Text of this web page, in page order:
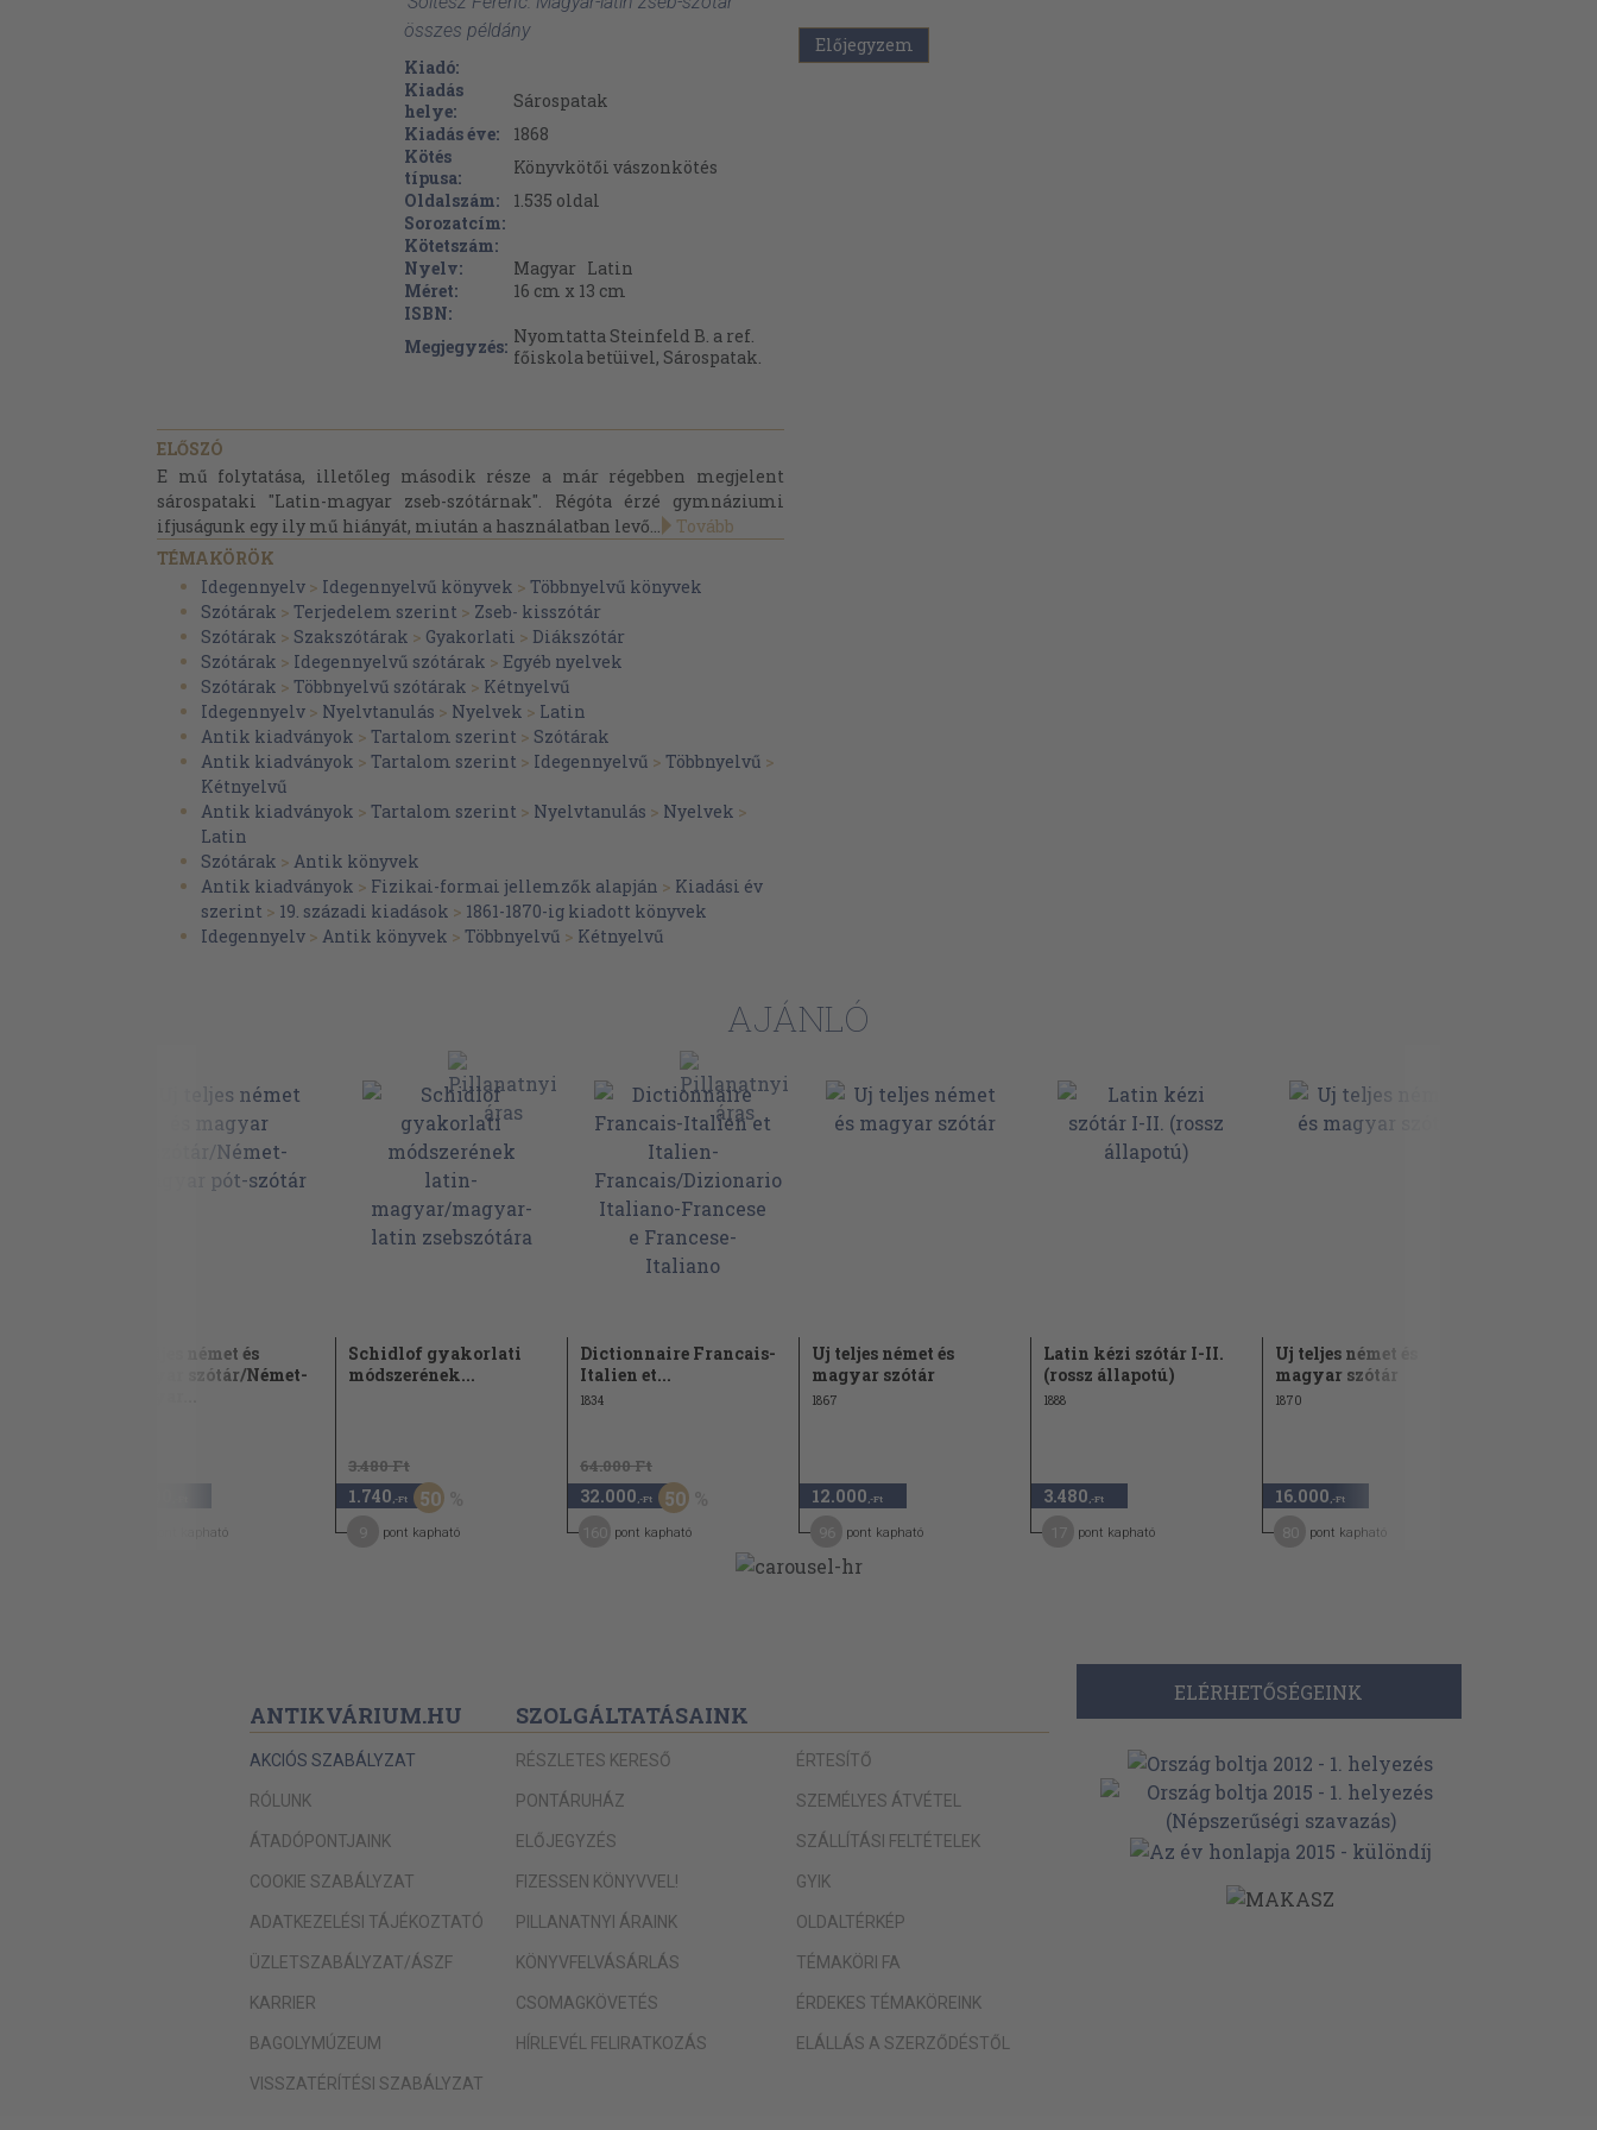
összes példány
Kiadó:
Kiadás
helye:
Sárospatak
Kiadás éve:
1868
Kötés
típusa:
Könyvkötői vászonkötés
Oldalszám:
1.535 oldal
Sorozatcím:
Kötetszám:
Nyelv:
Magyar Latin
Méret:
16 cm x 13 cm
ISBN:
Megjegyzés: Nyomtatta Steinfeld B. a ref.
főiskola betüivel, Sárospatak.
ELŐSZÓ
E mű folytatása, illetőleg második része a már régebben megjelent
sárospataki "Latin-magyar zseb-szótárnak". Régóta érzé gymnáziumi
ifjuságunk egy ily mű hiányát, miután a használatban levő...
Tovább
TÉMAKÖRÖK
Idegennyelv > Idegennyelvű könyvek > Többnyelvű könyvek
Szótárak > Terjedelem szerint > Zseb- kisszótár
Szótárak > Szakszótárak > Gyakorlati > Diákszótár
Szótárak > Idegennyelvű szótárak > Egyéb nyelvek
Szótárak > Többnyelvű szótárak > Kétnyelvű
Idegennyelv > Nyelvtanulás > Nyelvek > Latin
Antik kiadványok > Tartalom szerint > Szótárak
Antik kiadványok > Tartalom szerint > Idegennyelvű > Többnyelvű >
Kétnyelvű
Antik kiadványok > Tartalom szerint > Nyelvtanulás > Nyelvek >
Latin
Szótárak > Antik könyvek
Antik kiadványok > Fizikai-formai jellemzők alapján > Kiadási év
szerint > 19. századi kiadások > 1861-1870-ig kiadott könyvek
Idegennyelv > Antik könyvek > Többnyelvű > Kétnyelvű
Előjegyzem
AJÁNLÓ
Uj teljes német és
magyar szótár/Német-
pont kapható
Schidlof gyakorlati
módszerének...
3.480 Ft
1.740 ,-Ft 50
pont kapható
Dictionnaire Francais-
Italien et...
1834
64.000 Ft
32.000 ,-Ft 50
pont kapható
Uj teljes német és
magyar szótár
1867
12.000 ,-Ft
pont kapható
Latin kézi szótár I-II.
(rossz állapotú)
1888
3.480 ,-Ft
pont kapható
Uj teljes német és
magyar szótár
1870
16.000 ,-Ft
pont kapható
ANTIKVÁRIUM.HU
AKCIÓS SZABÁLYZAT
RÓLUNK
ÁTADÓPONTJAINK
COOKIE SZABÁLYZAT
ADATKEZELÉSI TÁJÉKOZTATÓ
ÜZLETSZABÁLYZAT/ÁSZF
KARRIER
BAGOLYMÚZEUM
VISSZATÉRÍTÉSI SZABÁLYZAT
SZOLGÁLTATÁSAINK
RÉSZLETES KERESŐ
PONTÁRUHÁZ
ELŐJEGYZÉS
FIZESSEN KÖNYVVEL!
PILLANATNYI ÁRAINK
KÖNYVFELVÁSÁRLÁS
CSOMAGKÖVETÉS
HÍRLEVÉL FELIRATKOZÁS
ÉRTESÍTŐ
SZEMÉLYES ÁTVÉTEL
SZÁLLÍTÁSI FELTÉTELEK
GYIK
OLDALTÉRKÉP
TÉMAKÖRI FA
ÉRDEKES TÉMAKÖREINK
ELÁLLÁS A SZERZŐDÉSTŐL
ELÉRHETŐSÉGEINK